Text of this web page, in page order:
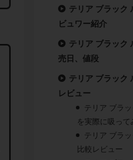
テリア ブラック
ビュワー紹介
テリア ブラック
売日、値段
テリア ブラック
レビュー
テリア ブラ
を実際に吸って
テリア ブラ
比較レビュー